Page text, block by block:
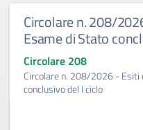
Circolare n. 208/
Esame di Stato
Circolare 208
Circolare n. 208/2026 -
conclusivo del I ciclo